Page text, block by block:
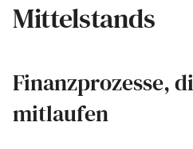
Mittelstands
Finanzprozesse,
mitlaufen